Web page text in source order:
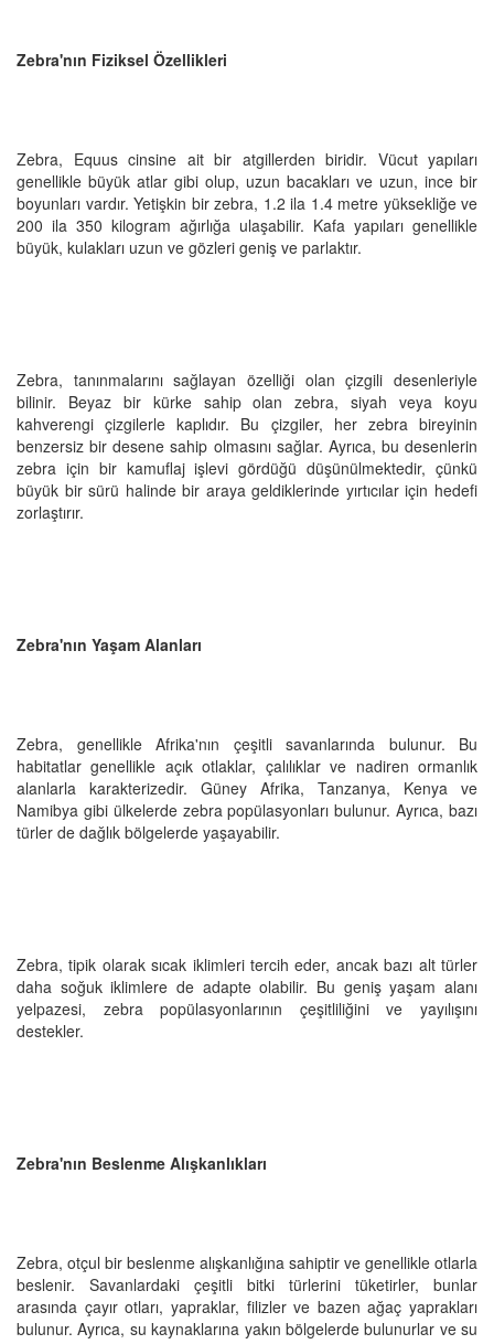
Zebra'nın Fiziksel Özellikleri
Zebra, Equus cinsine ait bir atgillerden biridir. Vücut yapıları
genellikle büyük atlar gibi olup, uzun bacakları ve uzun, ince bir
boyunları vardır. Yetişkin bir zebra, 1.2 ila 1.4 metre yüksekliğe ve
200 ila 350 kilogram ağırlığa ulaşabilir. Kafa yapıları genellikle
büyük, kulakları uzun ve gözleri geniş ve parlaktır.
Zebra, tanınmalarını sağlayan özelliği olan çizgili desenleriyle
bilinir. Beyaz bir kürke sahip olan zebra, siyah veya koyu
kahverengi çizgilerle kaplıdır. Bu çizgiler, her zebra bireyinin
benzersiz bir desene sahip olmasını sağlar. Ayrıca, bu desenlerin
zebra için bir kamuflaj işlevi gördüğü düşünülmektedir, çünkü
büyük bir sürü halinde bir araya geldiklerinde yırtıcılar için hedefi
zorlaştırır.
Zebra'nın Yaşam Alanları
Zebra, genellikle Afrika'nın çeşitli savanlarında bulunur. Bu
habitatlar genellikle açık otlaklar, çalılıklar ve nadiren ormanlık
alanlarla karakterizedir. Güney Afrika, Tanzanya, Kenya ve
Namibya gibi ülkelerde zebra popülasyonları bulunur. Ayrıca, bazı
türler de dağlık bölgelerde yaşayabilir.
Zebra, tipik olarak sıcak iklimleri tercih eder, ancak bazı alt türler
daha soğuk iklimlere de adapte olabilir. Bu geniş yaşam alanı
yelpazesi, zebra popülasyonlarının çeşitliliğini ve yayılışını
destekler.
Zebra'nın Beslenme Alışkanlıkları
Zebra, otçul bir beslenme alışkanlığına sahiptir ve genellikle otlarla
beslenir. Savanlardaki çeşitli bitki türlerini tüketirler, bunlar
arasında çayır otları, yapraklar, filizler ve bazen ağaç yaprakları
bulunur. Ayrıca, su kaynaklarına yakın bölgelerde bulunurlar ve su